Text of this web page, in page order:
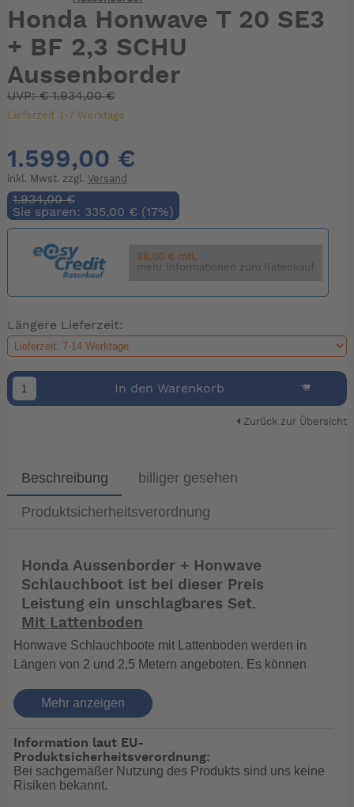
Honda Honwave T 20 SE3
+ BF 2,3 SCHU
Aussenborder
UVP:€1.934,00 €
Lieferzeit 3-7 Werktage
1.599,00 €
inkl. Mwst. zzgl. Versand
1.934,00 €
Sie sparen: 335,00 € (17%)
36.00 € mtl.
mehr Informationen zum Ratenkauf
Längere Lieferzeit:
In den Warenkorb
Zurück zur Übersicht
Beschreibung billiger gesehen
Produktsicherheitsverordnung
Honda Aussenborder + Honwave
Schlauchboot ist bei dieser Preis
Leistung ein unschlagbares Set.
Mit Lattenboden
Honwave Schlauchboote mit Lattenboden werden in
Längen von 2 und 2,5 Metern angeboten. Es können
Motoren dürfen zwischen 4 und 6 PS stark sein.
Gesamtlänge: 2.00 m
Gesamtbreite: 1.44 m
Innenraumlänge: 1.21 m
Mehr anzeigen
Information laut EU-
Produktsicherheitsverordnung:
Bei sachgemäßer Nutzung des Produkts sind uns keine
Risiken bekannt.